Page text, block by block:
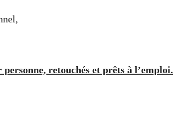
retouchés et prêts à l’emploi.